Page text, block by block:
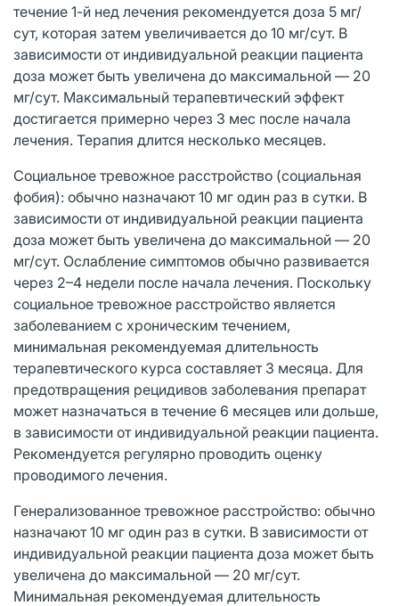
течение 1-й нед лечения рекомендуется доза 5 мг/
сут, которая затем увеличивается до 10 мг/сут. В
зависимости от индивидуальной реакции пациента
доза может быть увеличена до максимальной — 20
мг/сут. Максимальный терапевтический эффект
достигается примерно через 3 мес после начала
лечения. Терапия длится несколько месяцев.
Социальное тревожное расстройство (социальная
фобия): обычно назначают 10 мг один раз в сутки. В
зависимости от индивидуальной реакции пациента
доза может быть увеличена до максимальной — 20
мг/сут. Ослабление симптомов обычно развивается
через 2–4 недели после начала лечения. Поскольку
социальное тревожное расстройство является
заболеванием с хроническим течением,
минимальная рекомендуемая длительность
терапевтического курса составляет 3 месяца. Для
предотвращения рецидивов заболевания препарат
может назначаться в течение 6 месяцев или дольше,
в зависимости от индивидуальной реакции пациента.
Рекомендуется регулярно проводить оценку
проводимого лечения.
Генерализованное тревожное расстройство: обычно
назначают 10 мг один раз в сутки. В зависимости от
индивидуальной реакции пациента доза может быть
увеличена до максимальной — 20 мг/сут.
Минимальная рекомендуемая длительность